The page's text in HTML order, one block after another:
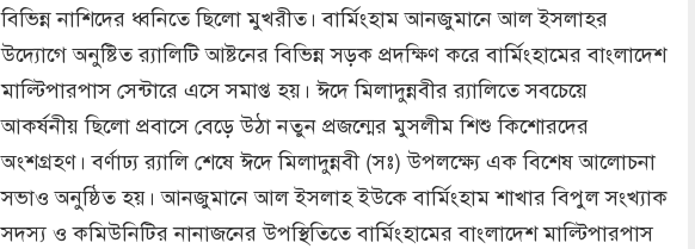
বিভিন্ন নাশিদের ধ্বনিতে ছিলো মুখরীত। বার্মিংহাম আনজুমানে আল ইসলাহর
উদ্যোগে অনুষ্টিত র‌্যালিটি আষ্টনের বিভিন্ন সড়ক প্রদক্ষিণ করে বার্মিংহামের বাংলাদেশ
মাল্টিপারপাস সেন্টারে এসে সমাপ্ত হয়। ঈদে মিলাদুন্নবীর র‌্যালিতে সবচেয়ে
আকর্ষনীয় ছিলো প্রবাসে বেড়ে উঠা নতুন প্রজন্মের মুসলীম শিশু কিশোরদের
অংশগ্রহণ। বর্ণাঢ্য র‌্যালি শেষে ঈদে মিলাদুন্নবী (সঃ) উপলক্ষ্যে এক বিশেষ আলোচনা
সভাও অনুষ্ঠিত হয়। আনজুমানে আল ইসলাহ ইউকে বার্মিংহাম শাখার বিপুল সংখ্যাক
সদস্য ও কমিউনিটির নানাজনের উপস্থিতিতে বার্মিংহামের বাংলাদেশ মাল্টিপারপাস